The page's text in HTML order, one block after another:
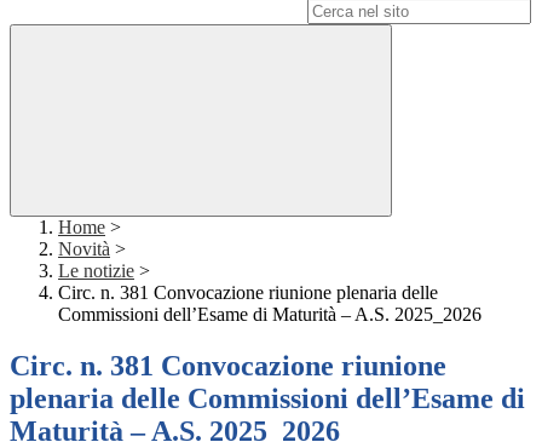
Home >
Novità >
Le notizie >
Circ. n. 381 Convocazione riunione plenaria delle
Commissioni dell’Esame di Maturità – A.S. 2025_2026
Circ. n. 381 Convocazione riunione
plenaria delle Commissioni dell’Esame di
Maturità – A.S. 2025_2026